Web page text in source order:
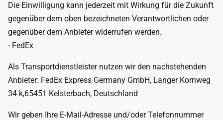
Die Einwilligung kann jederzeit mit Wirkung für die Zukunft
gegenüber dem oben bezeichneten Verantwortlichen oder
gegenüber dem Anbieter widerrufen werden.
- FedEx
Als Transportdienstleister nutzen wir den nachstehenden
Anbieter: FedEx Express Germany GmbH, Langer Kornweg
34 k,65451 Kelsterbach, Deutschland
Wir geben Ihre E-Mail-Adresse und/oder Telefonnummer